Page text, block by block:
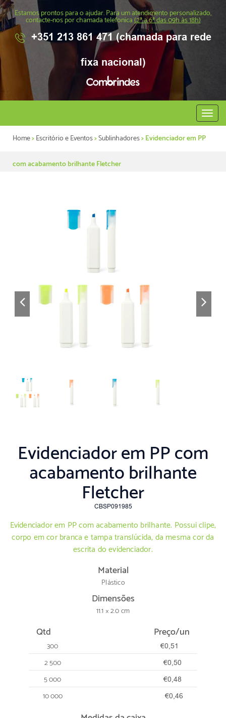
Estamos prontos para o ajudar. Para um atendimento personalizado,
contacte-nos por chamada telefonica(2ª a 6ª das 09h às 18h)
+351 213 861 471 (chamada para rede
fixa nacional)
Abrir
menu
Home>Escritório e Eventos>Sublinhadores> Evidenciador em PP
com acabamento brilhante Fletcher
Evidenciador em PP com
acabamento brilhante
Fletcher
CBSP091985
Evidenciador em PP com acabamento brilhante. Possui clipe,
corpo em cor branca e tampa translúcida, da mesma cor da
escrita do evidenciador.
Material
Plástico
Dimensões
11.1 × 2.0 cm
Qtd Preço/un
300 €0,51
2 500 €0,50
5 000 €0,48
10 000 €0,46